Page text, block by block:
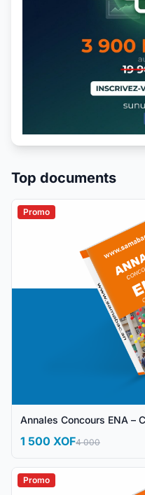
Top documents
Promo
Annales Concours ENA –
1 500 XOF4 000
Promo